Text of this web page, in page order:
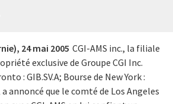
24 mai 2005 CGI-AMS inc., la filiale
exclusive de Groupe CGI Inc.
: GIB.SV.A; Bourse de New York :
annoncé que le comté de Los Angeles